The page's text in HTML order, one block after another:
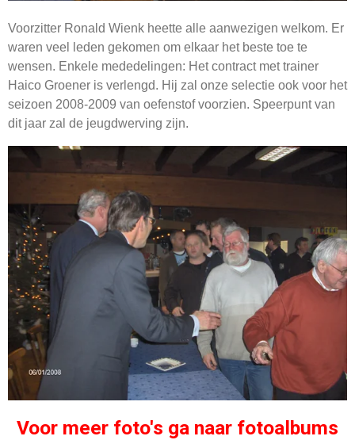
Voorzitter Ronald Wienk heette alle aanwezigen welkom. Er
waren veel leden gekomen om elkaar het beste toe te
wensen. Enkele mededelingen: Het contract met trainer
Haico Groener is verlengd. Hij zal onze selectie ook voor het
seizoen 2008-2009 van oefenstof voorzien. Speerpunt van
dit jaar zal de jeugdwerving zijn.
Voor meer foto's ga naar fotoalbums